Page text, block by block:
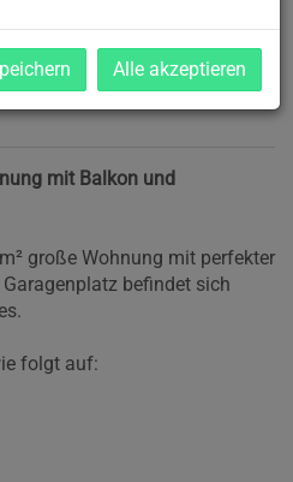
mit Balkon und
große Wohnung mit perfekter
befindet sich
folgt auf:
Alle akzeptieren